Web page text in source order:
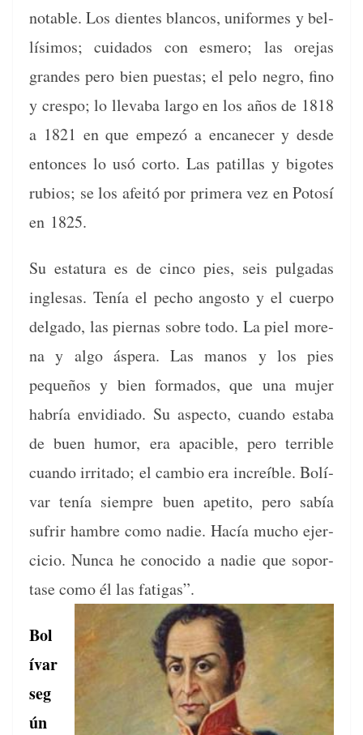
notable. Los dientes blan­cos, uni­formes y bel­
lísi­mos; cuida­dos con esmero; las ore­jas
grandes pero bien pues­tas; el pelo negro, fino
y cre­spo; lo llev­a­ba largo en los años de 1818
a 1821 en que empezó a encanecer y des­de
entonces lo usó cor­to. Las patil­las y big­otes
rubios; se los afeitó por primera vez en Poto­sí
en 1825.
Su estatu­ra es de cin­co pies, seis pul­gadas
ingle­sas. Tenía el pecho angos­to y el cuer­po
del­ga­do, las pier­nas sobre todo. La piel more­
na y algo áspera. Las manos y los pies
pequeños y bien for­ma­dos, que una mujer
habría envidi­a­do. Su aspec­to, cuan­do esta­ba
de buen humor, era apaci­ble, pero ter­ri­ble
cuan­do irri­ta­do; el cam­bio era increíble. Bolí­
var tenía siem­pre buen apeti­to, pero sabía
sufrir ham­bre como nadie. Hacía mucho ejer­
ci­cio. Nun­ca he cono­ci­do a nadie que sopor­
tase como él las fatigas”.
Bol
í­var
seg
ún